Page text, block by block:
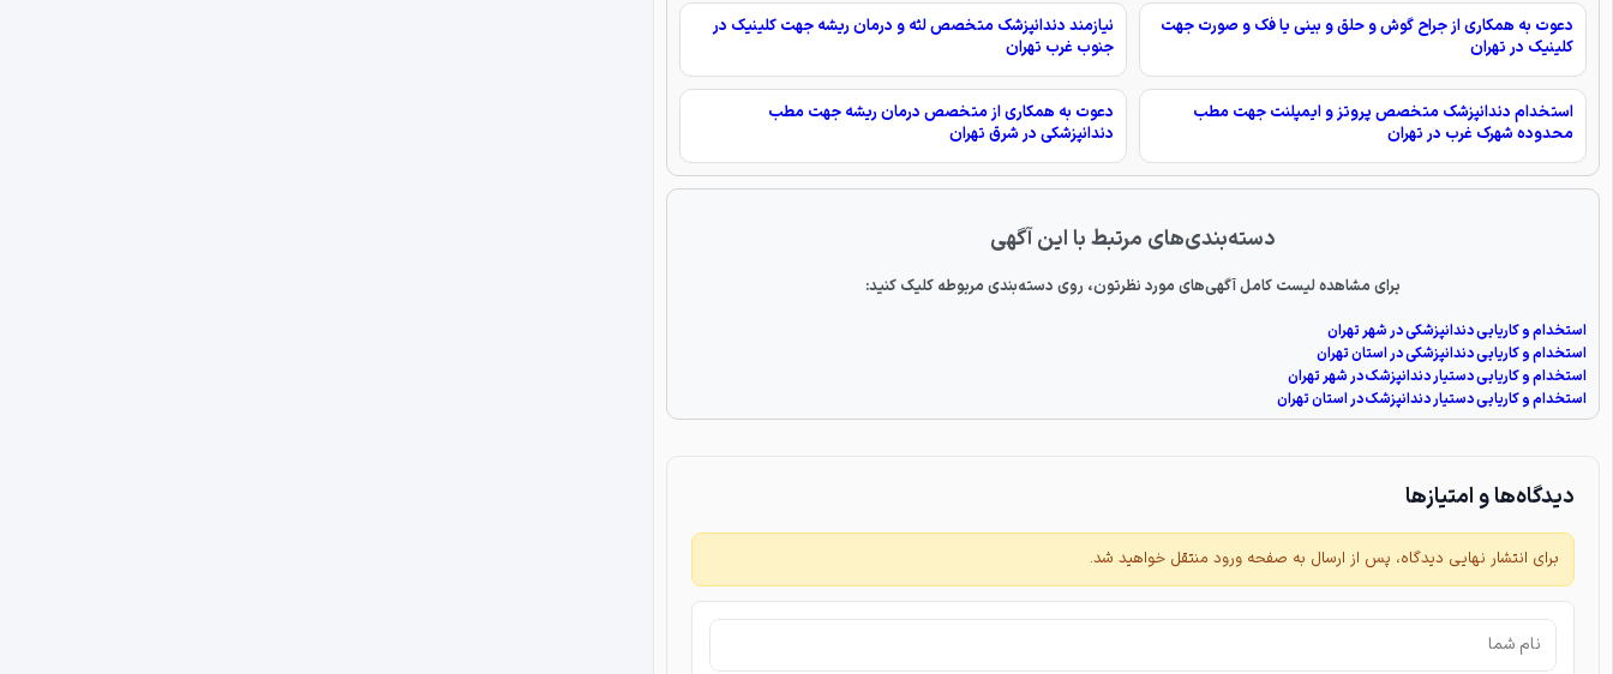
دعوت به همکاری از جراح گوش و حلق و بینی یا فک و صورت جهت
کلینیک در تهران
نیازمند دندانپزشک متخصص لثه و درمان ریشه جهت کلینیک در
جنوب غرب تهران
استخدام دندانپزشک متخصص پروتز و ایمپلنت جهت مطب
محدوده شهرک غرب در تهران
دعوت به همکاری از متخصص درمان ریشه جهت مطب
دندانپزشکی در شرق تهران
دسته‌بندی‌های مرتبط با این آگهی
برای مشاهده لیست کامل آگهی‌های مورد نظرتون، روی دسته‌بندی مربوطه کلیک کنید:
استخدام و کاریابی دندانپزشکی در شهر تهران
استخدام و کاریابی دندانپزشکی در استان تهران
استخدام و کاریابی دستیار دندانپزشک در شهر تهران
استخدام و کاریابی دستیار دندانپزشک در استان تهران
دیدگاه‌ها و امتیازها
برای انتشار نهایی دیدگاه، پس از ارسال به صفحه ورود منتقل خواهید شد.